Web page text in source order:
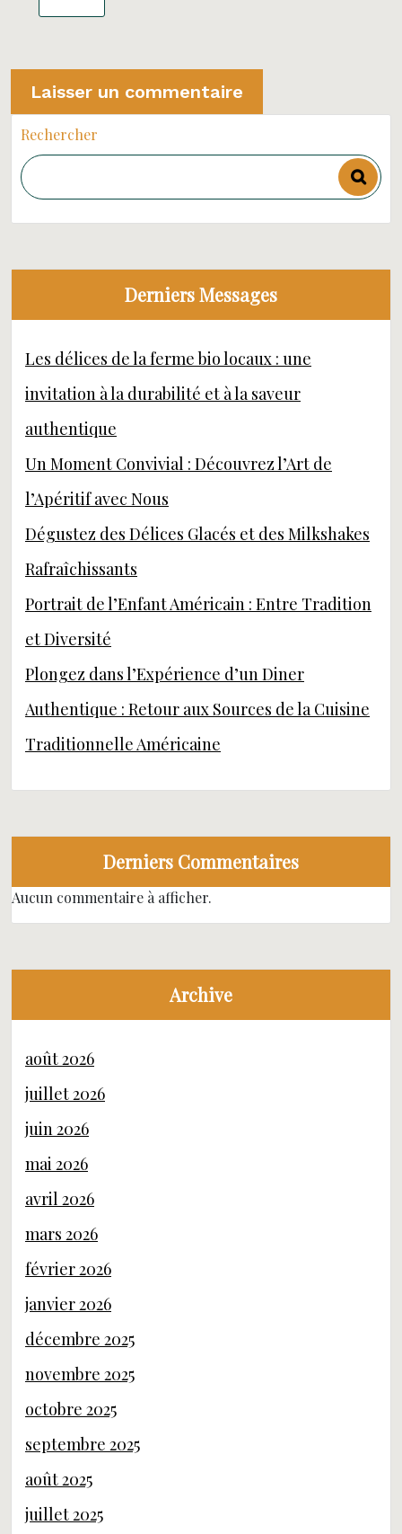
Rechercher
Derniers Messages
Les délices de la ferme bio locaux : une
invitation à la durabilité et à la saveur
authentique
Un Moment Convivial : Découvrez l’Art de
l’Apéritif avec Nous
Dégustez des Délices Glacés et des Milkshakes
Rafraîchissants
Portrait de l’Enfant Américain : Entre Tradition
et Diversité
Plongez dans l’Expérience d’un Diner
Authentique : Retour aux Sources de la Cuisine
Traditionnelle Américaine
Derniers Commentaires
Aucun commentaire à afficher.
Archive
août 2026
juillet 2026
juin 2026
mai 2026
avril 2026
mars 2026
février 2026
janvier 2026
décembre 2025
novembre 2025
octobre 2025
septembre 2025
août 2025
juillet 2025